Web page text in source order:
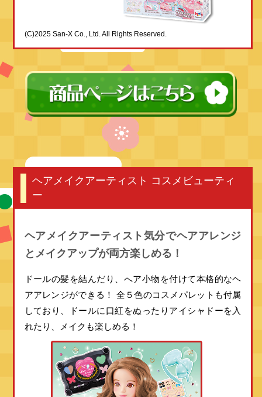
(C)2025 San-X Co., Ltd. All Rights Reserved.
ヘアメイクアーティスト コスメビューティ
ー
ヘアメイクアーティスト気分でヘアアレンジ
とメイクアップが両方楽しめる！
ドールの髪を結んだり、へア小物を付けて本格的なヘ
アアレンジができる！
全５色のコスメパレットも付属
しており、ドールに口紅をぬったりアイシャドーを入
れたり、メイクも楽しめる！